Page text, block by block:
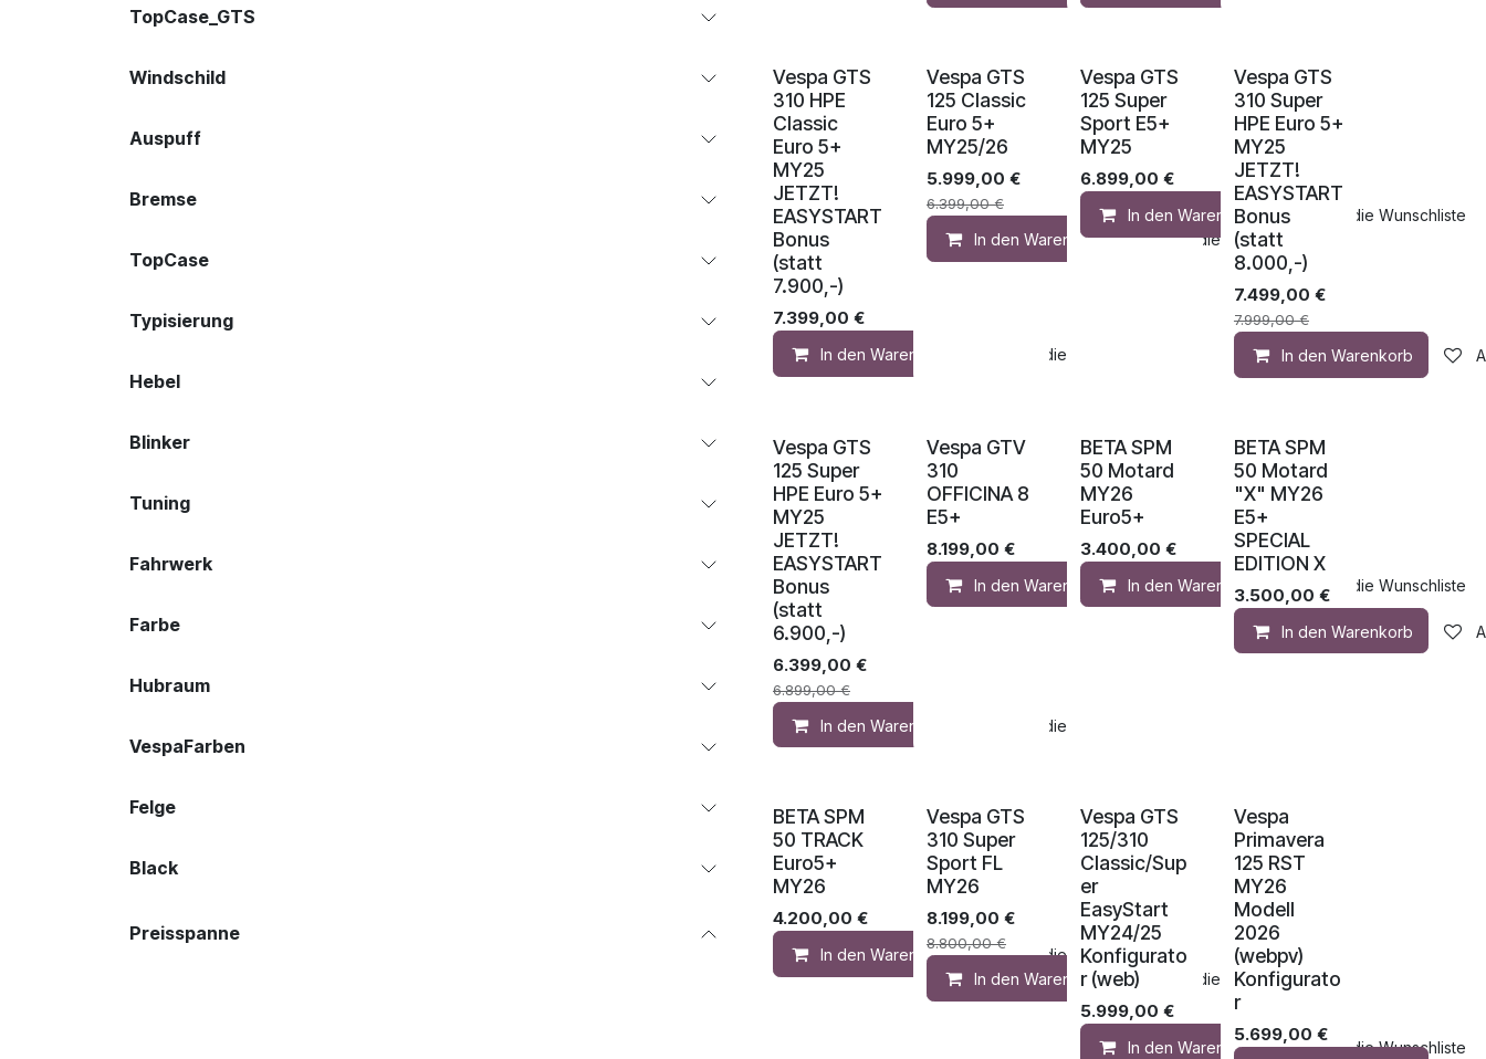
TopCase_GTS
Windschild
Auspuff
Bremse
TopCase
Typisierung
Hebel
Blinker
Tuning
Fahrwerk
Farbe
Hubraum
VespaFarben
Felge
Black
Preisspanne
Vespa GTS
310 HPE
Classic
Euro 5+
MY25
JETZT!
EASYSTART
Bonus
(statt
7.900,-)
7.399,00 €
In den Warenkorb Auf die Wunschliste
Vespa GTS
125 Classic
Euro 5+
MY25/26
5.999,00 €
6.399,00€
In den Warenkorb Auf die Wunschliste
Vespa GTS
125 Super
Sport E5+
MY25
6.899,00 €
In den Warenkorb Auf die Wunschliste
Vespa GTS
310 Super
HPE Euro 5+
MY25
JETZT!
EASYSTART
Bonus
(statt
8.000,-)
7.499,00 €
7.999,00€
In den Warenkorb
Vespa GTS
125 Super
HPE Euro 5+
MY25
JETZT!
EASYSTART
Bonus
(statt
6.900,-)
6.399,00 €
6.899,00€
In den Warenkorb Auf die Wunschliste
Vespa GTV
310
OFFICINA 8
E5+
8.199,00 €
In den Warenkorb Auf die Wunschliste
BETA SPM
50 Motard
MY26
Euro5+
3.400,00 €
In den Warenkorb Auf die Wunschliste
BETA SPM
50 Motard
"X" MY26
E5+
SPECIAL
EDITION X
3.500,00 €
In den Warenkorb
BETA SPM
50 TRACK
Euro5+
MY26
4.200,00 €
In den Warenkorb Auf die Wunschliste
Vespa GTS
310 Super
Sport FL
MY26
8.199,00 €
8.800,00€
In den Warenkorb Auf die Wunschliste
Vespa GTS
125/310
Classic/Sup
er
EasyStart
MY24/25
Konfigurato
r (web)
5.999,00 €
In den Warenkorb Auf die Wunschliste
Vespa
Primavera
125 RST
MY26
Modell
2026
(webpv)
Konfigurato
r
5.699,00 €